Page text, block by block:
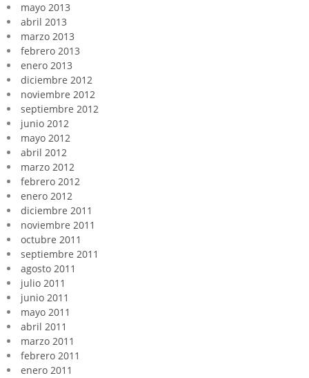
mayo 2013
abril 2013
marzo 2013
febrero 2013
enero 2013
diciembre 2012
noviembre 2012
septiembre 2012
junio 2012
mayo 2012
abril 2012
marzo 2012
febrero 2012
enero 2012
diciembre 2011
noviembre 2011
octubre 2011
septiembre 2011
agosto 2011
julio 2011
junio 2011
mayo 2011
abril 2011
marzo 2011
febrero 2011
enero 2011